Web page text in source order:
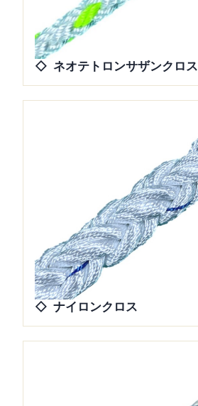
ネオテトロンサザンクロス
ナイロンクロス